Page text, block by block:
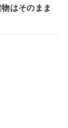
はそのまま